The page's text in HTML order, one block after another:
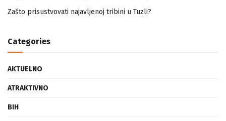
Zašto prisustvovati najavljenoj tribini u Tuzli?
Categories
AKTUELNO
ATRAKTIVNO
BIH